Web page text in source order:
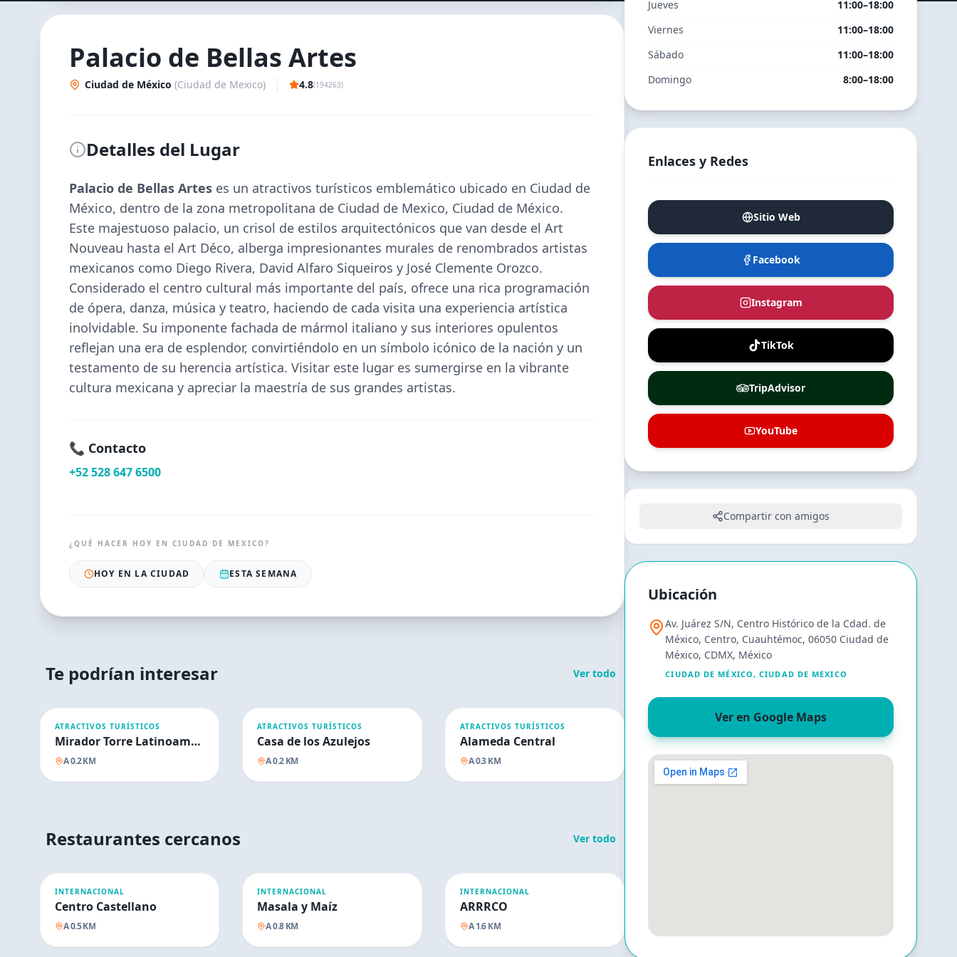
Palacio de Bellas Artes
Ciudad de México (Ciudad de Mexico) 4.8(194263)
Detalles del Lugar
Palacio de Bellas Artes es un atractivos turísticos emblemático ubicado en Ciudad de
México, dentro de la zona metropolitana de Ciudad de Mexico, Ciudad de México.
Este majestuoso palacio, un crisol de estilos arquitectónicos que van desde el Art
Nouveau hasta el Art Déco, alberga impresionantes murales de renombrados artistas
mexicanos como Diego Rivera, David Alfaro Siqueiros y José Clemente Orozco.
Considerado el centro cultural más importante del país, ofrece una rica programación
de ópera, danza, música y teatro, haciendo de cada visita una experiencia artística
inolvidable. Su imponente fachada de mármol italiano y sus interiores opulentos
reflejan una era de esplendor, convirtiéndolo en un símbolo icónico de la nación y un
testamento de su herencia artística. Visitar este lugar es sumergirse en la vibrante
cultura mexicana y apreciar la maestría de sus grandes artistas.
📞 Contacto
+52 528 647 6500
¿QUÉ HACER HOY EN CIUDAD DE MEXICO?
HOY EN LA CIUDAD ESTA SEMANA
Te podrían interesar Ver todo
ATRACTIVOS TURÍSTICOS
Mirador Torre Latinoamericana
A0.2KM
ATRACTIVOS TURÍSTICOS
Casa de los Azulejos
A0.2KM
ATRACTIVOS TURÍSTICOS
Alameda Central
A0.3KM
Restaurantes cercanos Ver todo
INTERNACIONAL
Centro Castellano
A0.5KM
INTERNACIONAL
Masala y Maíz
A0.8KM
INTERNACIONAL
ARRRCO
A1.6KM
Jueves
11:00–18:00
Viernes
11:00–18:00
Sábado
11:00–18:00
Domingo
8:00–18:00
Enlaces y Redes
Sitio Web
Facebook
Instagram
TikTok
TripAdvisor
YouTube
Compartir con amigos
Ubicación
Av. Juárez S/N, Centro Histórico de la Cdad. de
México, Centro, Cuauhtémoc, 06050 Ciudad de
México, CDMX, México
CIUDAD DE MÉXICO,CIUDAD DE MEXICO
Ver en Google Maps